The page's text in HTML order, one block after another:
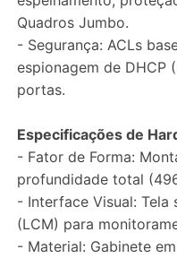
Quadros Jumbo.
- Segurança: ACLs
espionagem de DHCP
portas.
Especificações de
- Fator de Forma:
profundidade total
- Interface Visual: Tela
(LCM) para
- Material: Gabinete